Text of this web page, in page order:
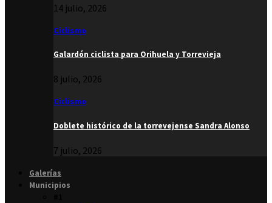
14 julio, 2026
Ciclismo
Galardón ciclista para Orihuela y Torrevieja
8 julio, 2026
Ciclismo
Doblete histórico de la torrevejense Sandra Alonso
7 julio, 2026
Galerías
Municipios